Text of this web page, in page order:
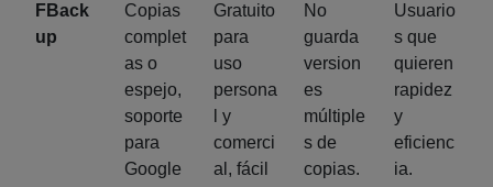
FBack
up
Copias
complet
as o
espejo,
soporte
para
Google
Gratuito
para
uso
persona
l y
comerci
al, fácil
No
guarda
version
es
múltiple
s de
copias.
Usuario
s que
quieren
rapidez
y
eficienc
ia.